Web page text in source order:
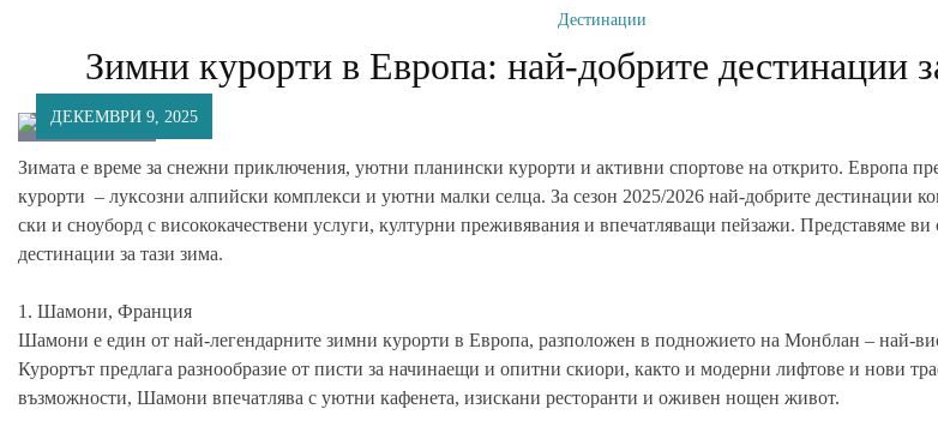
Дестинации
Зимни курорти в Европа: най-добрите дестинации
ДЕКЕМВРИ 9, 2025
Зимата е време за снежни приключения, уютни планински курорти и активни спортове на открито. Европа
курорти – луксозни алпийски комплекси и уютни малки селца. За сезон 2025/2026 най-добрите дестинации
ски и сноуборд с висококачествени услуги, културни преживявания и впечатляващи пейзажи. Представяме ви
дестинации за тази зима.
1. Шамони, Франция
Шамони е един от най-легендарните зимни курорти в Европа, разположен в подножието на Монблан – най-
Курортът предлага разнообразие от писти за начинаещи и опитни скиори, както и модерни лифтове и нови
възможности, Шамони впечатлява с уютни кафенета, изискани ресторанти и оживен нощен живот.